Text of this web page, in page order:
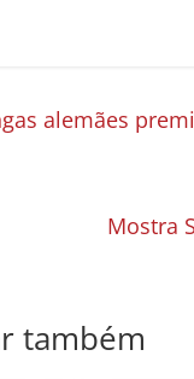
alemães
Mostra
também